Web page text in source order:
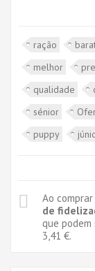
ração
melhor
qualidade
sénior
puppy
Ao
de
que
3,41 €.